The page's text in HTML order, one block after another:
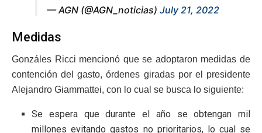
— AGN (@AGN_noticias) July 21, 2022
Medidas
Gonzáles Ricci mencionó que se adoptaron medidas de
contención del gasto, órdenes giradas por el presidente
Alejandro Giammattei, con lo cual se busca lo siguiente:
Se espera que durante el año se obtengan mil
millones evitando gastos no prioritarios, lo cual se